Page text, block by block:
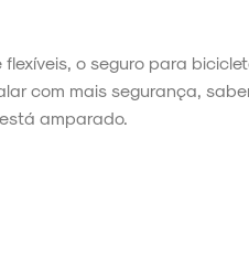
o seguro para
com mais segurança,
amparado.